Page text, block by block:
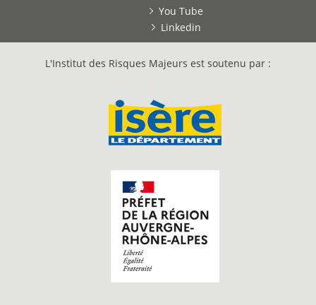
You Tube
Linkedin
L'Institut des Risques Majeurs est soutenu par :